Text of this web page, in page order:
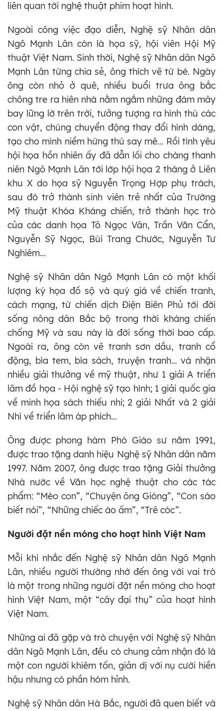
liên quan tới nghệ thuật phim hoạt hình.
Ngoài công việc đạo diễn, Nghệ sỹ Nhân dân
Ngô Mạnh Lân còn là họa sỹ, hội viên Hội Mỹ
thuật Việt Nam. Sinh thời, Nghệ sỹ Nhân dân Ngô
Mạnh Lân từng chia sẻ, ông thích vẽ từ bé. Ngày
ông còn nhỏ ở quê, nhiều buổi trưa ông bắc
chõng tre ra hiên nhà nằm ngắm những đám mây
bay lững lờ trên trời, tưởng tượng ra hình thù các
con vật, chúng chuyển động thay đổi hình dáng,
tạo cho mình niềm hứng thú say mê... Rồi tình yêu
hội họa hồn nhiên ấy đã dẫn lối cho chàng thanh
niên Ngô Mạnh Lân tới lớp hội họa 2 tháng ở Liên
khu X do họa sỹ Nguyễn Trọng Hợp phụ trách,
sau đó trở thành sinh viên trẻ nhất của Trường
Mỹ thuật Khóa Kháng chiến, trở thành học trò
của các danh họa Tô Ngọc Vân, Trần Văn Cẩn,
Nguyễn Sỹ Ngọc, Bùi Trang Chước, Nguyễn Tư
Nghiêm...
Nghệ sỹ Nhân dân Ngô Mạnh Lân có một khối
lượng ký họa đồ sộ và quý giá về chiến tranh,
cách mạng, từ chiến dịch Điện Biên Phủ tới đời
sống nông dân Bắc bộ trong thời kháng chiến
chống Mỹ và sau này là đời sống thời bao cấp.
Ngoài ra, ông còn vẽ tranh sơn dầu, tranh cổ
động, bìa tem, bìa sách, truyện tranh… và nhận
nhiều giải thưởng về mỹ thuật, như 1 giải A triển
lãm đồ họa - Hội nghệ sỹ tạo hình; 1 giải quốc gia
về minh họa sách thiếu nhi; 2 giải Nhất và 2 giải
Nhì về triển lãm áp phích…
Ông được phong hàm Phó Giáo sư năm 1991,
được trao tặng danh hiệu Nghệ sỹ Nhân dân năm
1997. Năm 2007, ông được trao tặng Giải thưởng
Nhà nước về Văn học nghệ thuật cho các tác
phẩm: “Mèo con”, “Chuyện ông Gióng”, “Con sáo
biết nói”, “Những chiếc áo ấm”, “Trê cóc”.
Người đặt nền móng cho hoạt hình Việt Nam
Mỗi khi nhắc đến Nghệ sỹ Nhân dân Ngô Mạnh
Lân, nhiều người thường nhớ đến ông với vai trò
là một trong những người đặt nền móng cho hoạt
hình Việt Nam, một “cây đại thụ” của hoạt hình
Việt Nam.
Những ai đã gặp và trò chuyện với Nghệ sỹ Nhân
dân Ngô Mạnh Lân, đều có chung cảm nhận đó là
một con người khiêm tốn, giản dị với nụ cười hiền
hậu nhưng có phần hóm hỉnh.
Nghệ sỹ Nhân dân Hà Bắc, người đã quen biết và